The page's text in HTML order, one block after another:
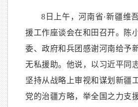
8日上午，河南省·新疆维
援工作座谈会在和田召开。陈
委、政府和兵团感谢河南给予
无私援助。他说，以习近平同
坚持从战略上审视和谋划新疆
党的治疆方略，举全国之力支